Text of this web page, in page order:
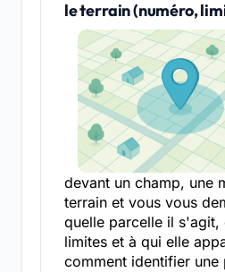
le terrain (numéro,
devant un champ, une
terrain et vous vous
quelle parcelle il s'agit,
limites et à qui elle
comment identifier une